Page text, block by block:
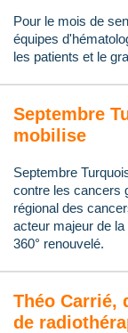
Pour le mois de
équipes
les patients et le
Septembre
mobilise
Septembre
contre les cancers
régional des
acteur majeur de
360° renouvelé.
Théo Carrié,
de